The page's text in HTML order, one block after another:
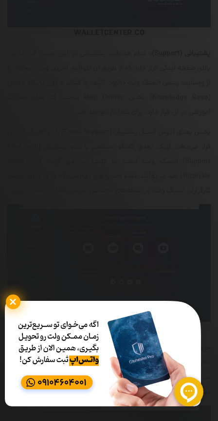
خروج از کیف پول:برای خروج از حساب کاربری خود در اتمیک ولت
کافیست بر روی گزینه‌ خروج (Exit) کلیک کنید. پیامی بر روی صفحه به
نمایش در می‌آید که آیا از خروج خود مطمئن هستید؟ بعد از تایید
نهایی، از حساب کاربری اتمیک ولت خود خارج خواهید شد.